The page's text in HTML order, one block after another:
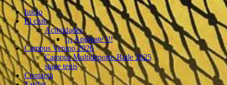
Inicio
El club
Actividades
¡¡¡ Apúntate !!!
Campus Verano 2026
Campus Multideporte-Baile 2025
stage tenis
Contacto